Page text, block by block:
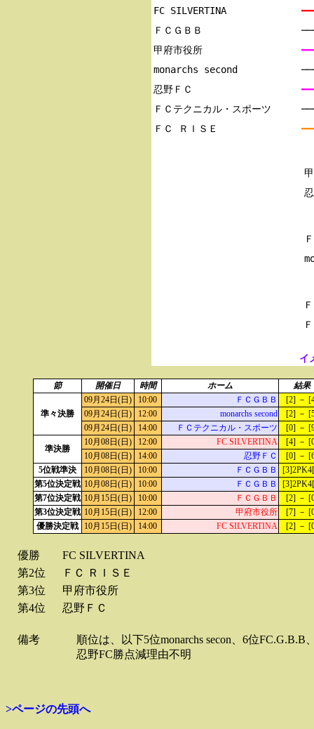
FC SILVERTINA
ＦＣＧＢＢ
甲府市役所
monarchs second
忍野ＦＣ
ＦＣテクニカル・スポーツ
イ
節 開催日 時間 ホーム 結果
準々決勝
09月24日(日) 10:00 ＦＣＧＢＢ
[2] －
09月24日(日)
12:00 monarchs second
[2] －
09月24日(日)
14:00 ＦＣテクニカル・スポーツ [0] －
準決勝
10月08日(日) 12:00 FC SILVERTINA
[4] －
10月08日(日)
14:00 忍野ＦＣ
[0] －
5位戦準決
10月08日(日) 10:00 ＦＣＧＢＢ
第5位決定戦 10月08日(日) 10:00 ＦＣＧＢＢ
第7位決定戦 10月15日(日) 10:00 ＦＣＧＢＢ
[2] －
第3位決定戦 10月15日(日) 12:00 甲府市役所
[7] －
優勝決定戦
10月15日(日) 14:00 FC SILVERTINA [2] －
優勝
FC SILVERTINA
第2位
ＦＣ ＲＩＳＥ
第3位
甲府市役所
第4位
忍野ＦＣ
備考
順位は、以下5位monarchs secon、6位
忍野FC勝点減理由不明
>ページの先頭へ